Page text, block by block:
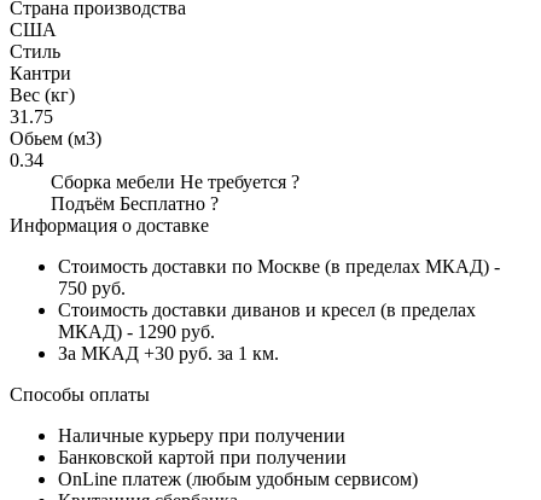
Страна производства
США
Стиль
Кантри
Вес (кг)
31.75
Обьем (м3)
0.34
Сборка мебели Не требуется ?
Подъём Бесплатно ?
Информация о доставке
Стоимость доставки по Москве (в пределах МКАД) -
750 руб.
Стоимость доставки диванов и кресел (в пределах
МКАД) - 1290 руб.
За МКАД +30 руб. за 1 км.
Способы оплаты
Наличные курьеру при получении
Банковской картой при получении
OnLine платеж (любым удобным сервисом)